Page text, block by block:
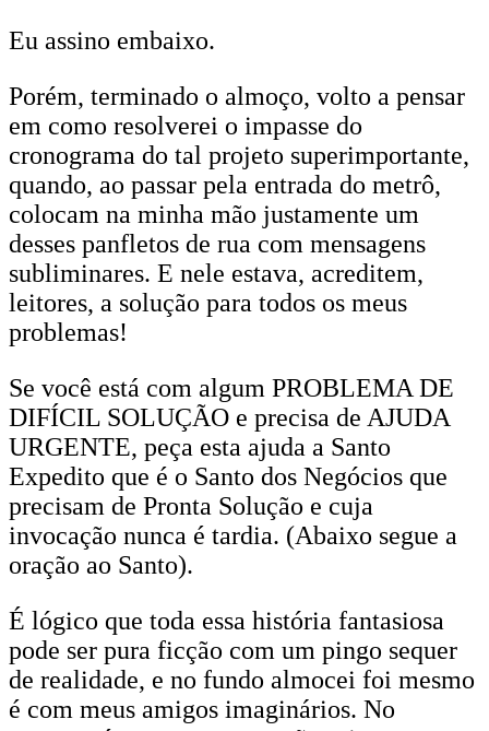
Eu assino embaixo.
Porém, terminado o almoço, volto a pensar
em como resolverei o impasse do
cronograma do tal projeto superimportante,
quando, ao passar pela entrada do metrô,
colocam na minha mão justamente um
desses panfletos de rua com mensagens
subliminares. E nele estava, acreditem,
leitores, a solução para todos os meus
problemas!
Se você está com algum PROBLEMA DE
DIFÍCIL SOLUÇÃO e precisa de AJUDA
URGENTE, peça esta ajuda a Santo
Expedito que é o Santo dos Negócios que
precisam de Pronta Solução e cuja
invocação nunca é tardia. (Abaixo segue a
oração ao Santo).
É lógico que toda essa história fantasiosa
pode ser pura ficção com um pingo sequer
de realidade, e no fundo almocei foi mesmo
é com meus amigos imaginários. No